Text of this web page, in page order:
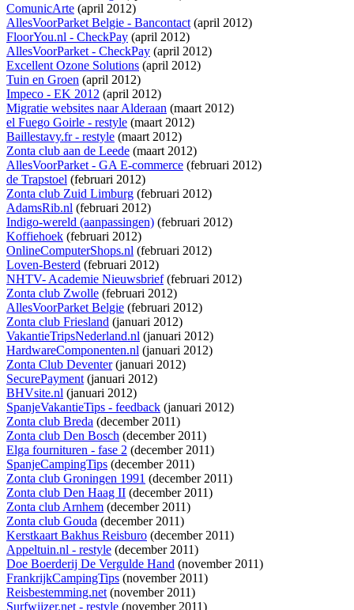
ComunicArte (april 2012)
AllesVoorParket Belgie - Bancontact(april 2012)
FloorYou.nl - CheckPay (april 2012)
AllesVoorParket - CheckPay (april 2012)
Excellent Ozone Solutions (april 2012)
Tuin en Groen (april 2012)
Impeco - EK 2012 (april 2012)
Migratie websites naar Alderaan (maart 2012)
el Fuego Goirle - restyle (maart 2012)
Baillestavy.fr - restyle (maart 2012)
Zonta club aan de Leede (maart 2012)
AllesVoorParket - GA E-commerce (februari 2012)
de Trapstoel (februari 2012)
Zonta club Zuid Limburg (februari 2012)
AdamsRib.nl (februari 2012)
Indigo-wereld (aanpassingen) (februari 2012)
Koffiehoek (februari 2012)
OnlineComputerShops.nl (februari 2012)
Loven-Besterd (februari 2012)
NHTV- Academie Nieuwsbrief(februari 2012)
Zonta club Zwolle (februari 2012)
AllesVoorParket Belgie (februari 2012)
Zonta club Friesland (januari 2012)
VakantieTripsNederland.nl (januari 2012)
HardwareComponenten.nl (januari 2012)
Zonta Club Deventer(januari 2012)
SecurePayment(januari 2012)
BHVsite.nl (januari 2012)
SpanjeVakantieTips - feedback (januari 2012)
Zonta club Breda (december 2011)
Zonta club Den Bosch (december 2011)
Elga fournituren - fase 2 (december 2011)
SpanjeCampingTips (december 2011)
Zonta club Groningen 1991 (december 2011)
Zonta club Den Haag II (december 2011)
Zonta club Arnhem (december 2011)
Zonta club Gouda (december 2011)
Kerstkaart Bakhus Reisburo (december 2011)
Appeltuin.nl - restyle (december 2011)
Doe Boerderij De Vergulde Hand (november 2011)
FrankrijkCampingTips (november 2011)
Reisbestemming.net(november 2011)
Surfwijzer.net - restyle (november 2011)